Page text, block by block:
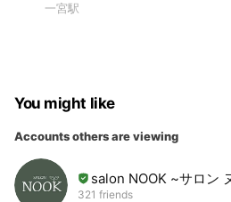
一宮駅
You might like
Accounts others are viewing
salon NOOK ~サロン
321 friends